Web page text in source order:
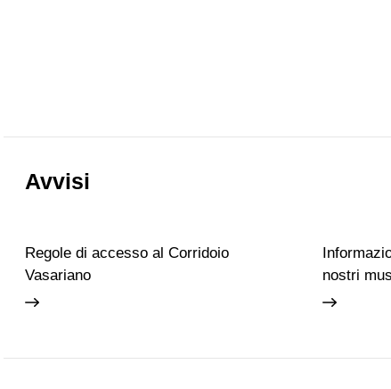
Avvisi
Regole di accesso al Corridoio
Vasariano
nostri